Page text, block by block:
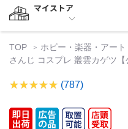
マイストア
TOP ホビー・楽器・アート
さんじ コスプレ 叢雲カゲツ【
(787)